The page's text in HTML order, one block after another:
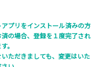
プリをインストール済みの
の場合、登録を１度完了さ
。
ただきましても、変更はいた